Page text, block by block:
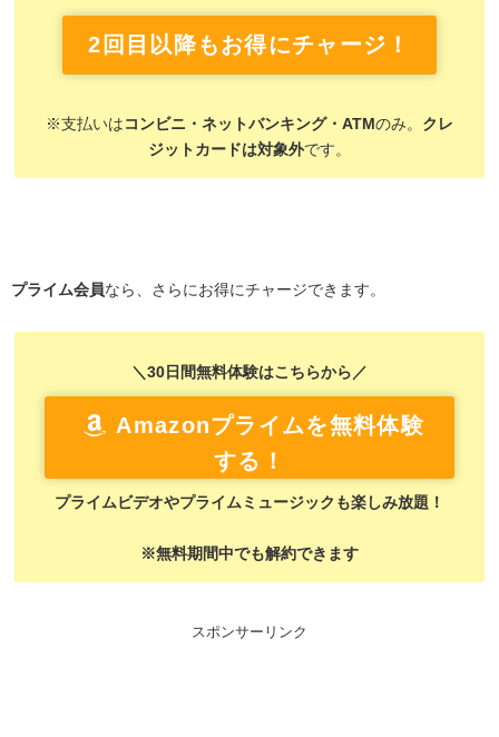
2回目以降もお得にチャージ！
※支払いは コンビニ・ネットバンキング・ATMのみ。 クレ
ジットカードは対象外です。
プライム会員なら、さらにお得にチャージできます。
＼30日間無料体験はこちらから／
Amazonプライムを無料体験
する！
プライムビデオやプライムミュージックも楽しみ放題！
※無料期間中でも解約できます
スポンサーリンク